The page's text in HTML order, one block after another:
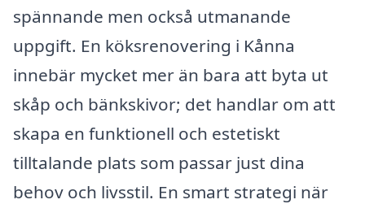
spännande men också utmanande
uppgift. En köksrenovering i Kånna
innebär mycket mer än bara att byta ut
skåp och bänkskivor; det handlar om att
skapa en funktionell och estetiskt
tilltalande plats som passar just dina
behov och livsstil. En smart strategi när